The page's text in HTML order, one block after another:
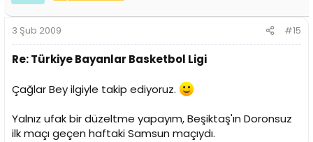
3 Şub 2009 #15
Re: Türkiye Bayanlar Basketbol Ligi
Çağlar Bey ilgiyle takip ediyoruz.
Yalnız ufak bir düzeltme yapayım, Beşiktaş'ın Doronsuz
ilk maçı geçen haftaki Samsun maçıydı.